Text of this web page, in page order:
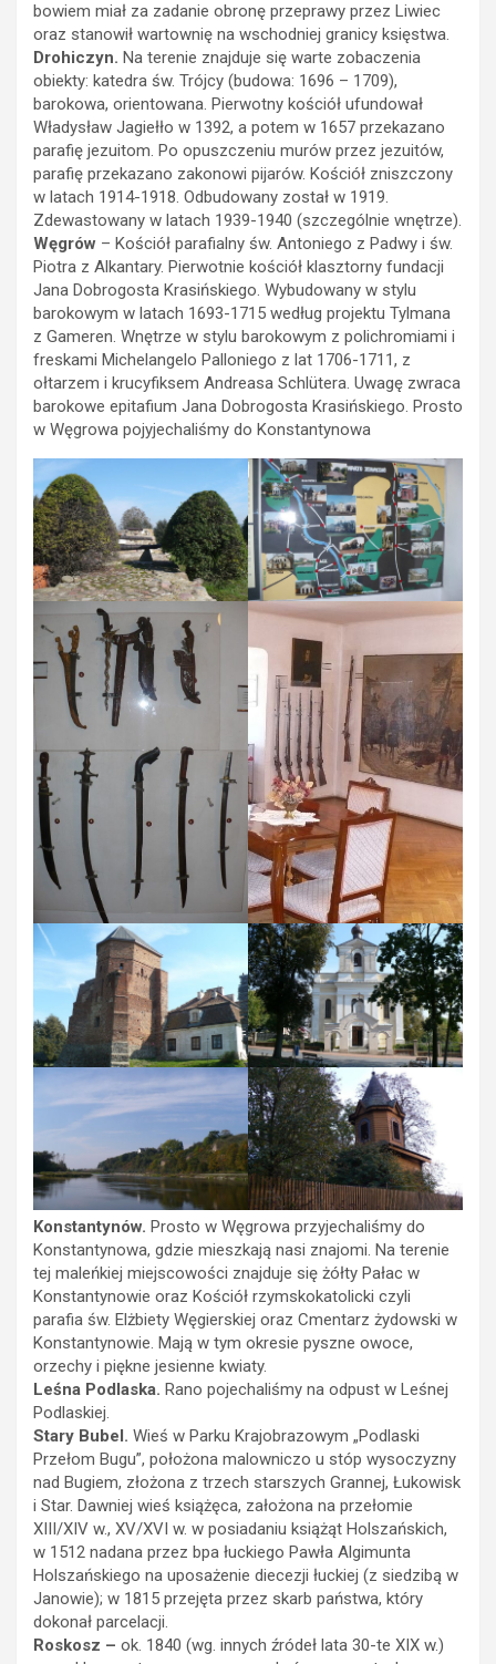
bowiem miał za zadanie obronę przeprawy przez Liwiec
oraz stanowił wartownię na wschodniej granicy księstwa.
Drohiczyn. Na terenie znajduje się warte zobaczenia
obiekty: katedra św. Trójcy (budowa: 1696 – 1709),
barokowa, orientowana. Pierwotny kościół ufundował
Władysław Jagiełło w 1392, a potem w 1657 przekazano
parafię jezuitom. Po opuszczeniu murów przez jezuitów,
parafię przekazano zakonowi pijarów. Kościół zniszczony
w latach 1914-1918. Odbudowany został w 1919.
Zdewastowany w latach 1939-1940 (szczególnie wnętrze).
Węgrów – Kościół parafialny św. Antoniego z Padwy i św.
Piotra z Alkantary. Pierwotnie kościół klasztorny fundacji
Jana Dobrogosta Krasińskiego. Wybudowany w stylu
barokowym w latach 1693-1715 według projektu Tylmana
z Gameren. Wnętrze w stylu barokowym z polichromiami i
freskami Michelangelo Palloniego z lat 1706-1711, z
ołtarzem i krucyfiksem Andreasa Schlütera. Uwagę zwraca
barokowe epitafium Jana Dobrogosta Krasińskiego. Prosto
w Węgrowa pojyjechaliśmy do Konstantynowa
Konstantynów. Prosto w Węgrowa przyjechaliśmy do
Konstantynowa, gdzie mieszkają nasi znajomi. Na terenie
tej maleńkiej miejscowości znajduje się żółty Pałac w
Konstantynowie oraz Kościół rzymskokatolicki czyli
parafia św. Elżbiety Węgierskiej oraz Cmentarz żydowski w
Konstantynowie. Mają w tym okresie pyszne owoce,
orzechy i piękne jesienne kwiaty.
Leśna Podlaska. Rano pojechaliśmy na odpust w Leśnej
Podlaskiej.
Stary Bubel. Wieś w Parku Krajobrazowym „Podlaski
Przełom Bugu”, położona malowniczo u stóp wysoczyzny
nad Bugiem, złożona z trzech starszych Grannej, Łukowisk
i Star. Dawniej wieś książęca, założona na przełomie
XIII/XIV w., XV/XVI w. w posiadaniu książąt Holszańskich,
w 1512 nadana przez bpa łuckiego Pawła Algimunta
Holszańskiego na uposażenie diecezji łuckiej (z siedzibą w
Janowie); w 1815 przejęta przez skarb państwa, który
dokonał parcelacji.
Roskosz – ok. 1840 (wg. innych źródeł lata 30-te XIX w.)